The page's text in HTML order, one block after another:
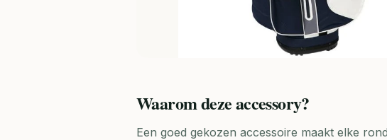
Waarom dezeaccessory?
Een goed gekozen accessoire maakt elke